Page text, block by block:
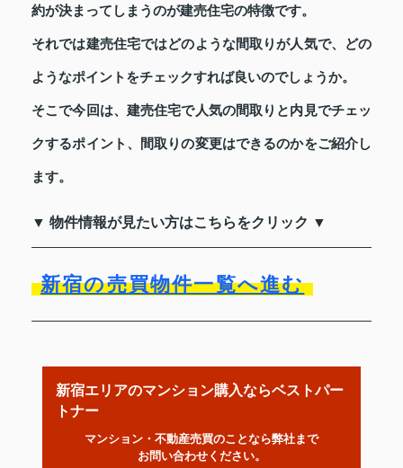
約が決まってしまうのが建売住宅の特徴です。
それでは建売住宅ではどのような間取りが人気で、どの
ようなポイントをチェックすれば良いのでしょうか。
そこで今回は、建売住宅で人気の間取りと内見でチェッ
クするポイント、間取りの変更はできるのかをご紹介し
ます。
▼ 物件情報が見たい方はこちらをクリック ▼
新宿の売買物件一覧へ進む
新宿エリアのマンション購入ならベストパー
トナー
マンション・不動産売買のことなら弊社まで
お問い合わせください。